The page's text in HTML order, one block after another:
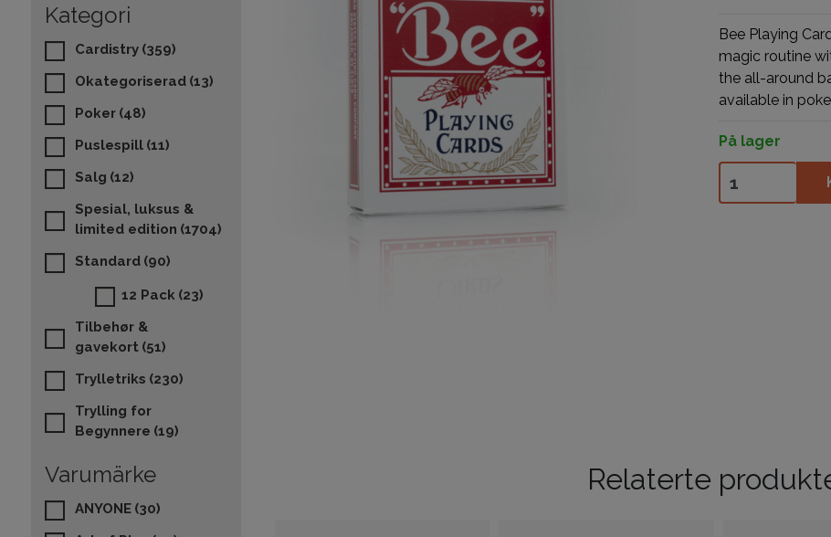
Kategori
Cardistry (359)
Okategoriserad (13)
Poker (48)
Puslespill (11)
Salg (12)
Spesial, luksus &
limited edition (1704)
Standard (90)
12 Pack (23)
Tilbehør &
gavekort (51)
Trylletriks (230)
Trylling for
Begynnere (19)
Varumärke
ANYONE (30)
Bee Playing
magic routine
the all-around
available in
På lager
Relaterte